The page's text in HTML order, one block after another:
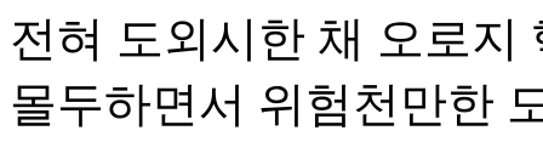
전혀 도외시한 채 오로지
몰두하면서 위험천만한